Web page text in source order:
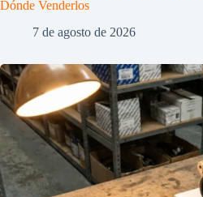
Dónde Venderlos
7 de agosto de 2026